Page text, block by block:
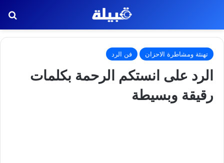
تهنئة ومشاطرة الاحزان فن الرد
الرد على انستكم الرحمة بكلمات
رقيقة وبسيطة